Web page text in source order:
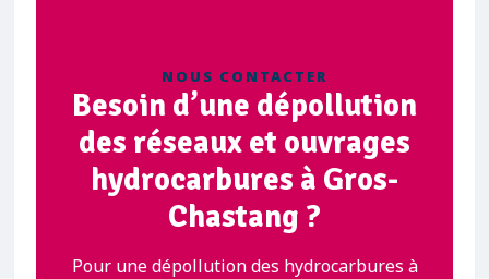
NOUS CONTACTER
Besoin d’une dépollution
des réseaux et ouvrages
hydrocarbures à Gros-
Chastang ?
Pour une dépollution des hydrocarbures à